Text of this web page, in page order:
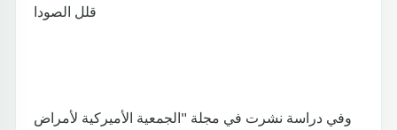
قلل الصودا
وفي دراسة نشرت في مجلة "الجمعية الأميركية لأمراض